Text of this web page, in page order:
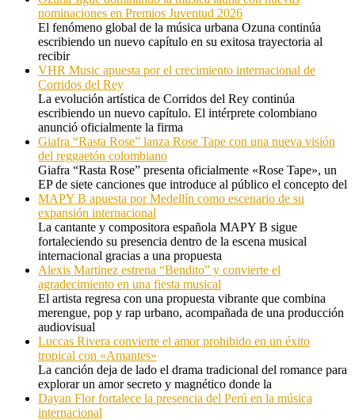
nominaciones en Premios Juventud 2026
El fenómeno global de la música urbana Ozuna continúa
escribiendo un nuevo capítulo en su exitosa trayectoria al
recibir
VHR Music apuesta por el crecimiento internacional de
Corridos del Rey
La evolución artística de Corridos del Rey continúa
escribiendo un nuevo capítulo. El intérprete colombiano
anunció oficialmente la firma
Giafra “Rasta Rose” lanza Rose Tape con una nueva visión
del reggaetón colombiano
Giafra “Rasta Rose” presenta oficialmente «Rose Tape», un
EP de siete canciones que introduce al público el concepto del
MAPY B apuesta por Medellín como escenario de su
expansión internacional
La cantante y compositora española MAPY B sigue
fortaleciendo su presencia dentro de la escena musical
internacional gracias a una propuesta
Alexis Martinez estrena “Bendito” y convierte el
agradecimiento en una fiesta musical
El artista regresa con una propuesta vibrante que combina
merengue, pop y rap urbano, acompañada de una producción
audiovisual
Luccas Rivera convierte el amor prohibido en un éxito
tropical con «Amantes»
La canción deja de lado el drama tradicional del romance para
explorar un amor secreto y magnético donde la
Dayan Flor fortalece la presencia del Perú en la música
internacional